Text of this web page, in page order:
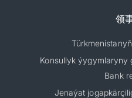
领
Konsullyk ýygymlaryny
Bank
Jenaýat